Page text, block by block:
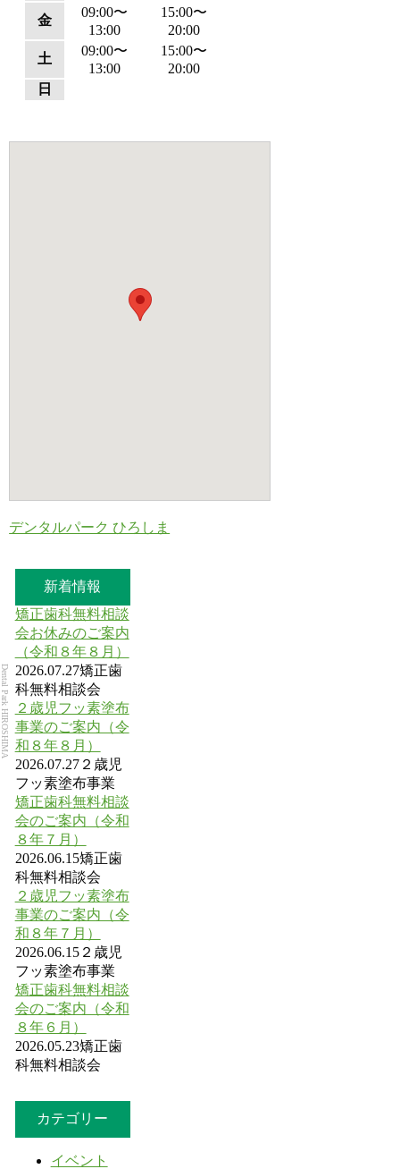
Dental Park HIROSHIMA
金
09:00〜
13:00
15:00〜
20:00
土
09:00〜
13:00
15:00〜
20:00
日
デンタルパーク ひろしま
新着情報
矯正歯科無料相談
会お休みのご案内
（令和８年８月）
2026.07.27矯正歯
科無料相談会
２歳児フッ素塗布
事業のご案内（令
和８年８月）
2026.07.27２歳児
フッ素塗布事業
矯正歯科無料相談
会のご案内（令和
８年７月）
2026.06.15矯正歯
科無料相談会
２歳児フッ素塗布
事業のご案内（令
和８年７月）
2026.06.15２歳児
フッ素塗布事業
矯正歯科無料相談
会のご案内（令和
８年６月）
2026.05.23矯正歯
科無料相談会
カテゴリー
イベント